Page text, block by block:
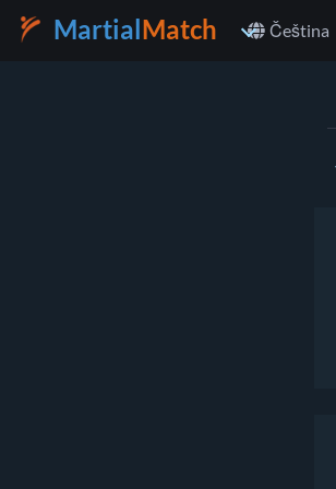
Martial Match Čeština